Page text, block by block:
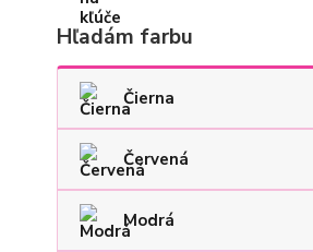
Hľadám farbu
Čierna
Červená
Modrá